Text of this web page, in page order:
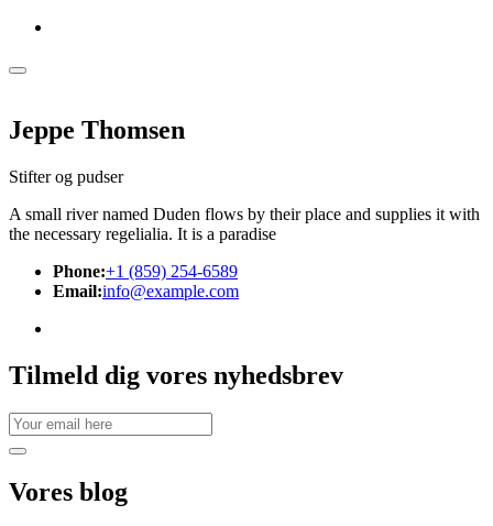
Jeppe Thomsen
Stifter og pudser
A small river named Duden flows by their place and supplies it with
the necessary regelialia. It is a paradise
Phone:+1 (859) 254-6589
Email:info@example.com
Tilmeld dig vores nyhedsbrev
Vores blog